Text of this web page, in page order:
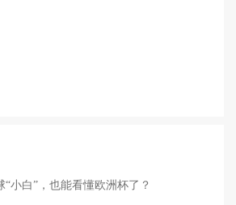
小白”，也能看懂欧洲杯了？